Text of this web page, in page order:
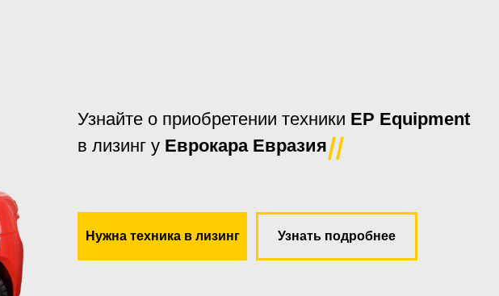
Узнайте о приобретении техники EP Equipment
в лизинг у Еврокара Евразия
Нужна техника в лизинг Узнать подробнее